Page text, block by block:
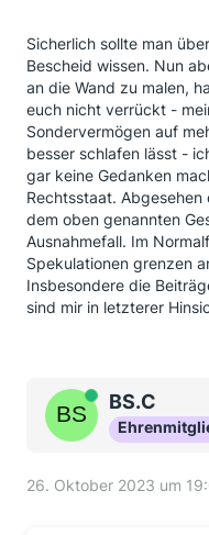
Sicherlich sollte man
Bescheid wissen. Nun
an die Wand zu malen,
euch nicht verrückt -
Sondervermögen auf
besser schlafen lässt -
gar keine Gedanken
Rechtsstaat.
dem oben genannten
Ausnahmefall. Im
Spekulationen grenzen
Insbesondere die
sind mir in letzterer
OnlineBS.C
26. Oktober 2023 um